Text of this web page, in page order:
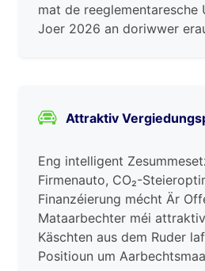
mat de reeglementaresche
Joer 2026 an doriwwer
Attraktiv
Eng intelligent
Firmenauto, CO₂-
Finanzéierung mécht Är
Mataarbechter méi
Käschten aus dem Ruder
Positioun um